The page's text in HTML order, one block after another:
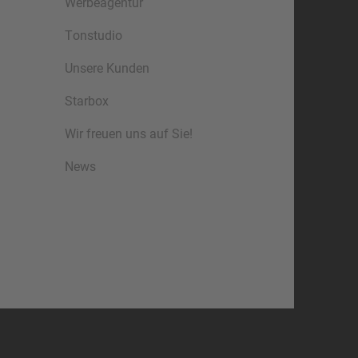
Tonstudio
Unsere Kunden
Starbox
Wir freuen uns auf Sie!
News